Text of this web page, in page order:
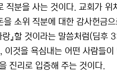
직분을 사는 것이다. 교회가 위
소위 직분에 대한 감사헌금으
』할 것이라는 말씀처럼(딤후
이것을 욕심내는 어떤 사람들
진리로 입증해 주는 것이다.